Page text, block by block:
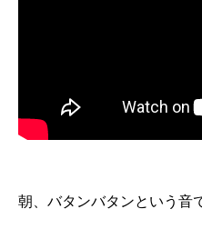
朝、バタンバタンという音